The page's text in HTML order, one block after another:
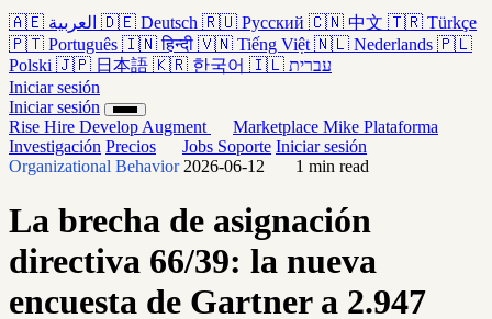
🇦🇪 العربية 🇩🇪 Deutsch 🇷🇺 Русский 🇨🇳 中文 🇹🇷 Türkçe
🇵🇹 Português 🇮🇳 हिन्दी 🇻🇳 Tiếng Việt 🇳🇱 Nederlands 🇵🇱
Polski 🇯🇵 日本語 🇰🇷 한국어 🇮🇱 עברית
Iniciar sesión
Iniciar sesión
Rise Hire Develop Augment Marketplace Mike Plataforma
Investigación Precios Jobs Soporte Iniciar sesión
Organizational Behavior 2026-06-12 1 min read
La brecha de asignación
directiva 66/39: la nueva
encuesta de Gartner a 2.947